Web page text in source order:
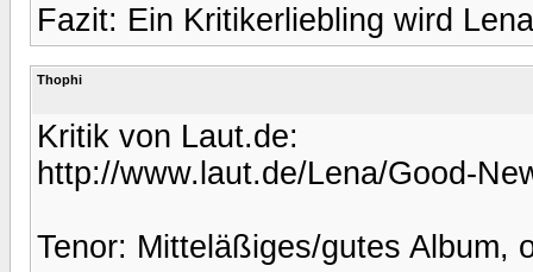
Fazit: Ein Kritikerliebling wird
Thophi
Kritik von Laut.de:
http://www.laut.de/Lena/Good-
Tenor: Mitteläßiges/gutes Album,